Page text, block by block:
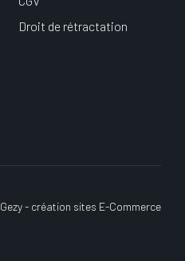
Droit de rétractation
Gezy - création sites E-Commerce